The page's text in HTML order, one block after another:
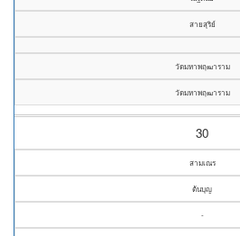
สายสุริย์
วัดมหาพฤฒาราม
วัดมหาพฤฒาราม
30
สามเณร
ต้นบุญ
-